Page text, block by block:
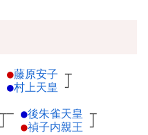
●藤原安子 ┬
●村上天皇 ┘
┬
┘
─ ●後朱雀天皇 ┬
●禎子内親王 ┘